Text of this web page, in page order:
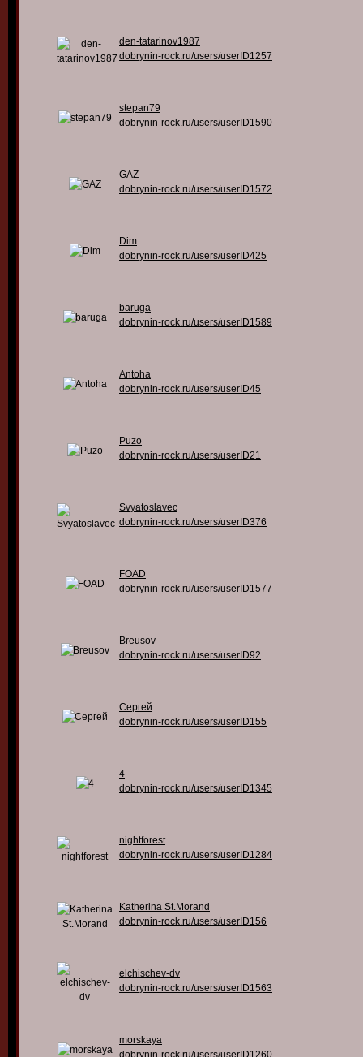
den-tatarinov1987
dobrynin-rock.ru/users/userID1257
stepan79
dobrynin-rock.ru/users/userID1590
GAZ
dobrynin-rock.ru/users/userID1572
Dim
dobrynin-rock.ru/users/userID425
baruga
dobrynin-rock.ru/users/userID1589
Antoha
dobrynin-rock.ru/users/userID45
Puzo
dobrynin-rock.ru/users/userID21
Svyatoslavec
dobrynin-rock.ru/users/userID376
FOAD
dobrynin-rock.ru/users/userID1577
Breusov
dobrynin-rock.ru/users/userID92
Сергей
dobrynin-rock.ru/users/userID155
4
dobrynin-rock.ru/users/userID1345
nightforest
dobrynin-rock.ru/users/userID1284
Katherina St.Morand
dobrynin-rock.ru/users/userID156
elchischev-dv
dobrynin-rock.ru/users/userID1563
morskaya
dobrynin-rock.ru/users/userID1260